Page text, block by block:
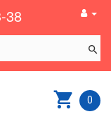
38
0